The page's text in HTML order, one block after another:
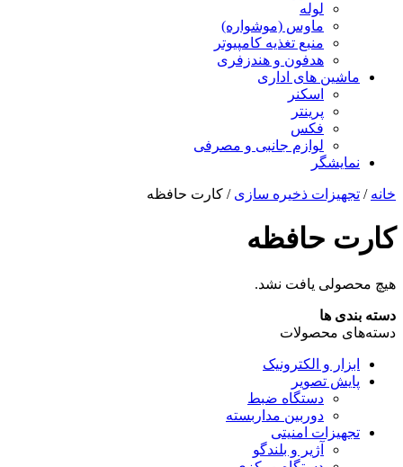
لوله
ماوس (موشواره)
منبع تغذیه کامپیوتر
هدفون و هندزفری
ماشین های اداری
اسکنر
پرینتر
فکس
لوازم جانبی و مصرفی
نمایشگر
خانه / تجهیزات ذخیره سازی / کارت حافظه
کارت حافظه
هیچ محصولی یافت نشد.
دسته بندی ها
دسته‌های محصولات
ابزار و الکترونیک
پایش تصویر
دستگاه ضبط
دوربین مداربسته
تجهیزات امنیتی
آژیر و بلندگو